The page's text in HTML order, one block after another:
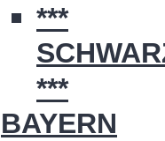
***
***
BAYERN